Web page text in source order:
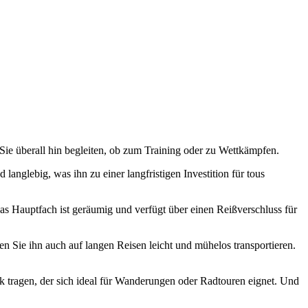
überall hin begleiten, ob zum Training oder zu Wettkämpfen.
langlebig, was ihn zu einer langfristigen Investition für tous
Hauptfach ist geräumig und verfügt über einen Reißverschluss für
Sie ihn auch auf langen Reisen leicht und mühelos transportieren.
der sich ideal für Wanderungen oder Radtouren eignet. Und